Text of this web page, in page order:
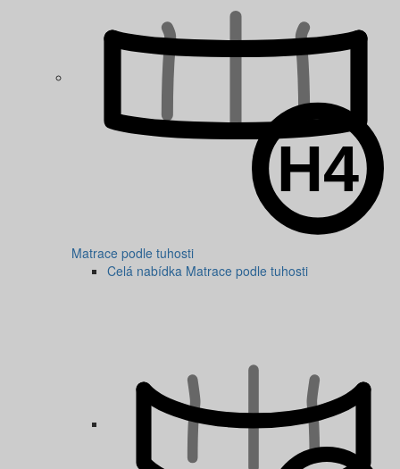
Matrace podle tuhosti
Celá nabídka Matrace podle tuhosti